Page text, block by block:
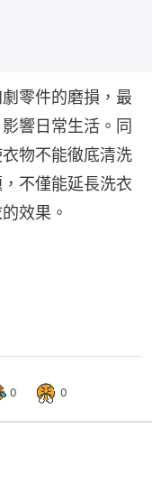
零件的磨損，最
響日常生活。同
物不能徹底清洗
不僅能延長洗衣
效果。
0 0